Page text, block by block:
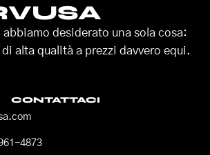
abbiamo desiderato una sola cosa:
alta qualità a prezzi davvero equi.
CONTATTACI
4873